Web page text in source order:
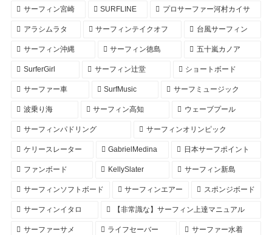
サーフィン宮崎 SURFLINE プロサーファー河村カイサ
アラシムラタ サーフィンテイクオフ 台風サーフィン
サーフィン沖縄 サーフィン徳島 五十嵐カノア
SurferGirl サーフィン辻堂 ショートボード
サーファー車 SurfMusic サーフミュージック
波乗り海 サーフィン高知 ウェーブプール
サーフィンパドリング サーフィンオリンピック
ケリースレーター GabrielMedina 日本サーフポイント
ファンボード KellySlater サーフィン新島
サーフィンソフトボード サーフィンエアー スポンジボード
サーフィンイタロ 【非常識な】サーフィン上達マニュアル
サーファーサメ ライフセーバー サーファー水着